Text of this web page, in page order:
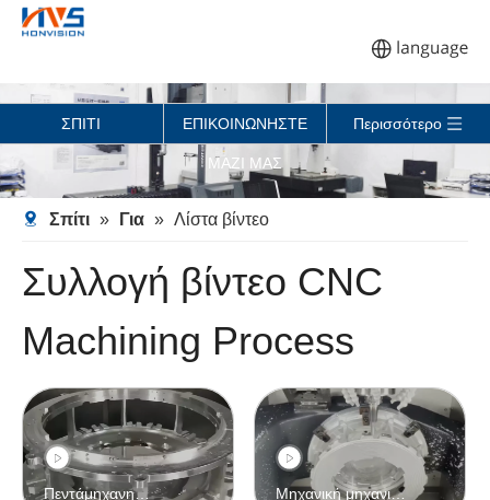
ΣΠΙΤΙ ΕΠΙΚΟΙΝΩΝΗΣΤΕ
ΜΑΖΙ ΜΑΣ
Περισσότερο
Σπίτι » Για » Λίστα βίντεο
Συλλογή βίντεο CNC
Machining Process
Πεντάμηχανη
Μηχανική μηχανική